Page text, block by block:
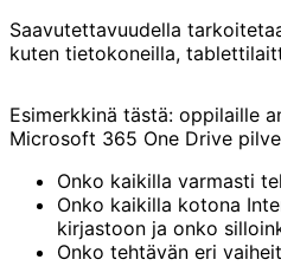
Saavutettavuudella
kuten tietokoneilla,
Esimerkkinä tästä: oppilaille
Microsoft 365 One Drive
Onko kaikilla varmasti
Onko kaikilla kotona
kirjastoon ja onko
Onko tehtävän eri